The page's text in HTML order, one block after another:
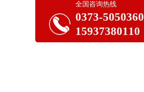
全国咨询热线
0373-5050360
15937380110